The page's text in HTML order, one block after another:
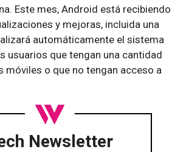
Este mes, Android está recibiendo
y mejoras, incluida una
automáticamente el sistema
usuarios que tengan una cantidad
móviles o que no tengan acceso a
Newsletter